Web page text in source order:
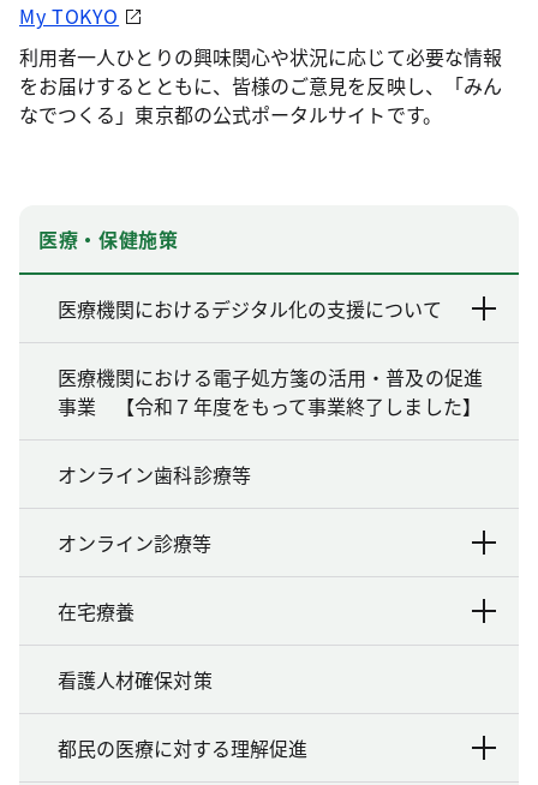
My TOKYO
利用者一人ひとりの興味関心や状況に応じて必要な情報
をお届けするとともに、皆様のご意見を反映し、「みん
なでつくる」東京都の公式ポータルサイトです。
医療・保健施策
医療機関におけるデジタル化の支援について
医療機関における電子処方箋の活用・普及の促進
事業 【令和７年度をもって事業終了しました】
オンライン歯科診療等
オンライン診療等
在宅療養
看護人材確保対策
都民の医療に対する理解促進